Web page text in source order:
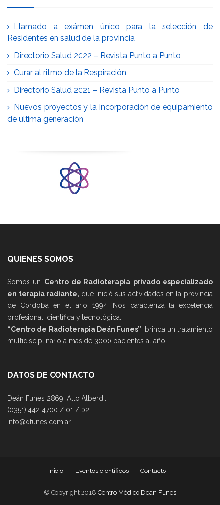
Llamado a exámen único para la selección de
Residentes en salud de la provincia
Directorio Salud 2022 – Revista Punto a Punto
Curar al ritmo de la Respiración
Directorio Salud 2021 – Revista Punto a Punto
Nuevos proyectos y la incorporación de equipamiento
de última generación
QUIENES SOMOS
Somos un Centro de Radioterapia privado especializado
en terapia radiante, que inició sus actividades en la provincia
de Córdoba en el año 1994. Nos caracteriza la excelencia
profesional, científica y tecnológica.
“Centro de Radioterapia Deán Funes” , brinda un tratamiento
multidisciplinario a más de 3000 pacientes al año.
DATOS DE CONTACTO
Deán Funes 2869, Alto Alberdi.
(0351) 442 4700 / 01 / 02
info@dfunes.com.ar
Inicio Eventos científicos Contacto
© Copyright 2018 Centro Médico Dean Funes